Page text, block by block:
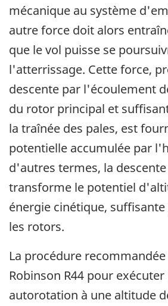
mécanique au système
autre force doit alors
que le vol puisse se
l'atterrissage. Cette force,
descente par l'écoulement
du rotor principal et
la traînée des pales, est
potentielle accumulée par
d'autres termes, la
transforme le potentiel
énergie cinétique,
les rotors.
La procédure
Robinson R44 pour exécuter
autorotation à une altitude